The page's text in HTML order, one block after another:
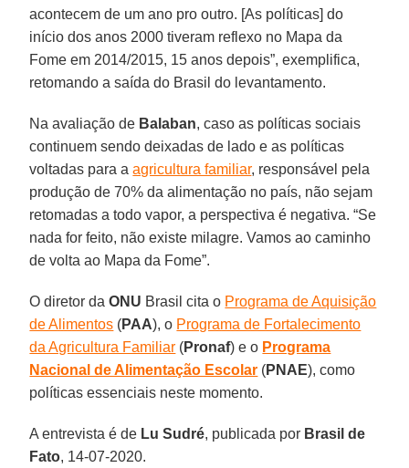
acontecem de um ano pro outro. [As políticas] do
início dos anos 2000 tiveram reflexo no Mapa da
Fome em 2014/2015, 15 anos depois”, exemplifica,
retomando a saída do Brasil do levantamento.
Na avaliação de Balaban, caso as políticas sociais
continuem sendo deixadas de lado e as políticas
voltadas para aagricultura familiar, responsável pela
produção de 70% da alimentação no país, não sejam
retomadas a todo vapor, a perspectiva é negativa. “Se
nada for feito, não existe milagre. Vamos ao caminho
de volta ao Mapa da Fome”.
O diretor daONU Brasil cita o Programa de Aquisição
de Alimentos (PAA), o Programa de Fortalecimento
da Agricultura Familiar (Pronaf) e o Programa
Nacional de Alimentação Escolar (PNAE), como
políticas essenciais neste momento.
A entrevista é de Lu Sudré, publicada por Brasil de
Fato, 14-07-2020.